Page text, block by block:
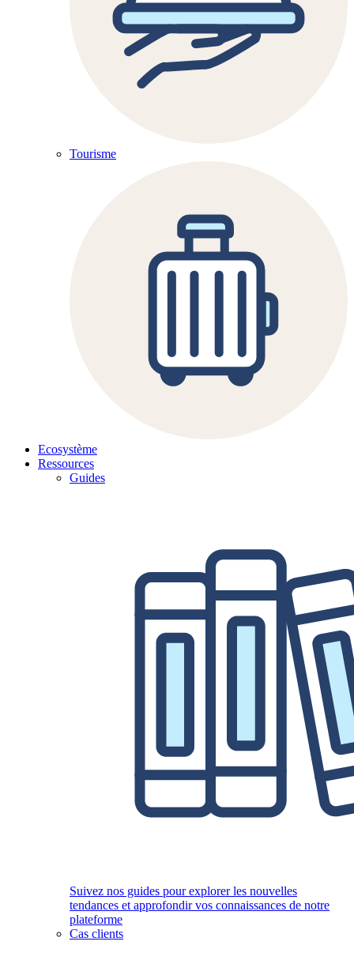
Tourisme
Ecosystème
Ressources
Guides
Suivez nos guides pour explorer les nouvelles
tendances et approfondir vos connaissances de notre
plateforme
Cas clients